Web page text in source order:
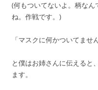
(何もついてないよ。柄な
ね。作戦です。)
「マスクに何かついてませ
と僕はお姉さんに伝えると
ます。